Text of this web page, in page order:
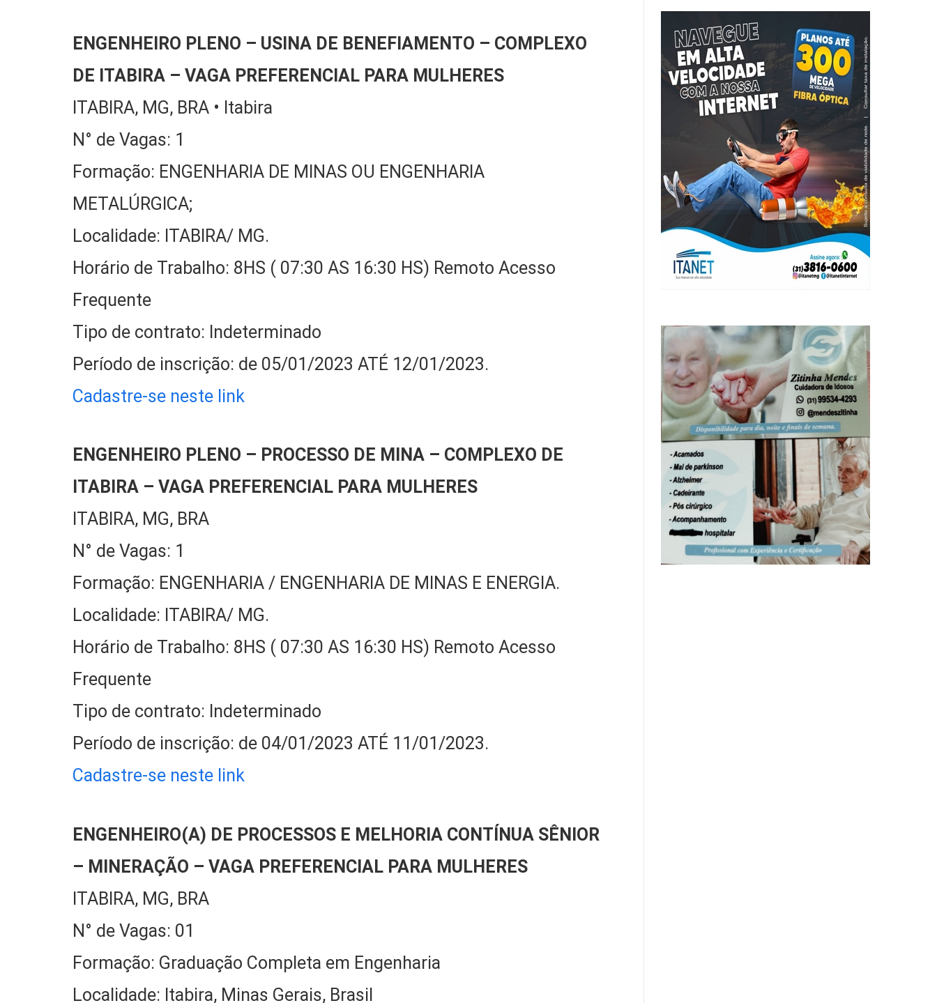
ENGENHEIRO PLENO – USINA DE BENEFIAMENTO – COMPLEXO
DE ITABIRA – VAGA PREFERENCIAL PARA MULHERES
ITABIRA, MG, BRA • Itabira
N° de Vagas: 1
Formação: ENGENHARIA DE MINAS OU ENGENHARIA
METALÚRGICA;
Localidade: ITABIRA/ MG.
Horário de Trabalho: 8HS ( 07:30 AS 16:30 HS) Remoto Acesso
Frequente
Tipo de contrato: Indeterminado
Período de inscrição: de 05/01/2023 ATÉ 12/01/2023.
Cadastre-se neste link
ENGENHEIRO PLENO – PROCESSO DE MINA – COMPLEXO DE
ITABIRA – VAGA PREFERENCIAL PARA MULHERES
ITABIRA, MG, BRA
N° de Vagas: 1
Formação: ENGENHARIA / ENGENHARIA DE MINAS E ENERGIA.
Localidade: ITABIRA/ MG.
Horário de Trabalho: 8HS ( 07:30 AS 16:30 HS) Remoto Acesso
Frequente
Tipo de contrato: Indeterminado
Período de inscrição: de 04/01/2023 ATÉ 11/01/2023.
Cadastre-se neste link
ENGENHEIRO(A) DE PROCESSOS E MELHORIA CONTÍNUA SÊNIOR
– MINERAÇÃO – VAGA PREFERENCIAL PARA MULHERES
ITABIRA, MG, BRA
N° de Vagas: 01
Formação: Graduação Completa em Engenharia
Localidade: Itabira, Minas Gerais, Brasil